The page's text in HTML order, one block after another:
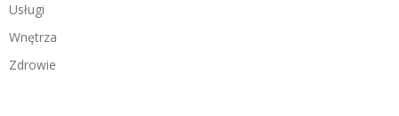
Usługi
Wnętrza
Zdrowie